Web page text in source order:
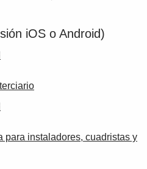
iOS o Android)
para instaladores, cuadristas y